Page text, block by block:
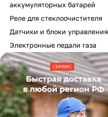
аккумуляторных батарей
Реле для стеклоочистителя
Датчики и блоки управления
Электронные педали газа